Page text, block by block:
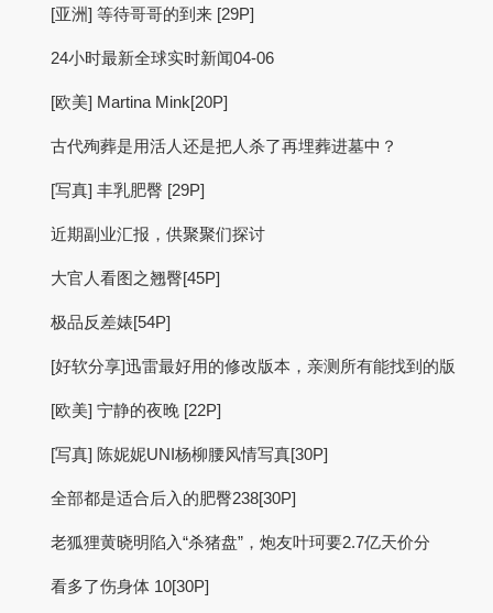
[亚洲] 等待哥哥的到来 [29P]
24小时最新全球实时新闻04-06
[欧美] Martina Mink[20P]
古代殉葬是用活人还是把人杀了再埋葬进墓中？
[写真] 丰乳肥臀 [29P]
近期副业汇报，供聚聚们探讨
大官人看图之翘臀[45P]
极品反差婊[54P]
[好软分享]迅雷最好用的修改版本，亲测所有能找到的版
[欧美] 宁静的夜晚 [22P]
[写真] 陈妮妮UNI杨柳腰风情写真[30P]
全部都是适合后入的肥臀238[30P]
老狐狸黄晓明陷入“杀猪盘”，炮友叶珂要2.7亿天价分
看多了伤身体 10[30P]